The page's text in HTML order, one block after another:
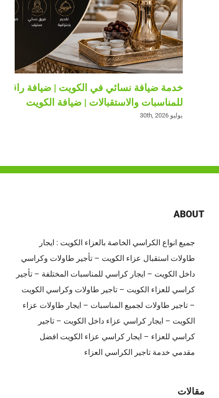
خدمة ضيافة نسائي في الكويت | ضيافة راقية
للمناسبات والاستقبالات | ضيافة الكويت
يوليو 30th, 2026
ABOUT
جميع انواع الكراسي الخاصة بالعزاء الكويت : ايجار
طاولات استقبال عزاء الكويت – تأجير طاولات وكراسي
داخل الكويت – ايجار كراسي للمناسبات المختلفة – تأجير
كراسي للعزاء الكويت – تاجير طاولات وكراسي الكويت
– تاجير طاولات لجميع المناسبات – ايجار طاولات عزاء
الكويت – ايجار كراسي عزاء داخل الكويت – تاجير
كراسي للعزاء – ايجار كراسي عزاء الكويت افضل
مقدمي خدمة تاجير الكراسي العزاء
مقالات